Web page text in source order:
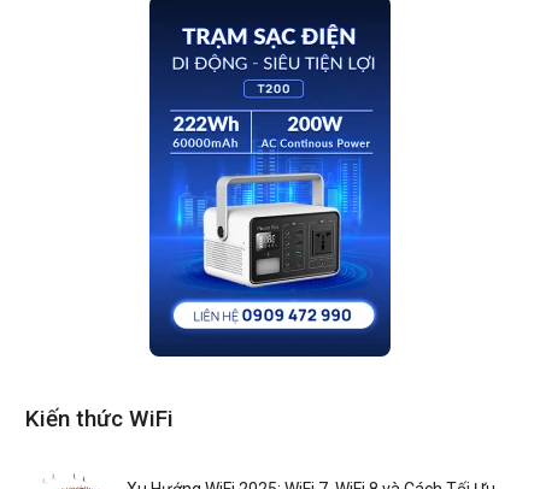
Kiến thức WiFi